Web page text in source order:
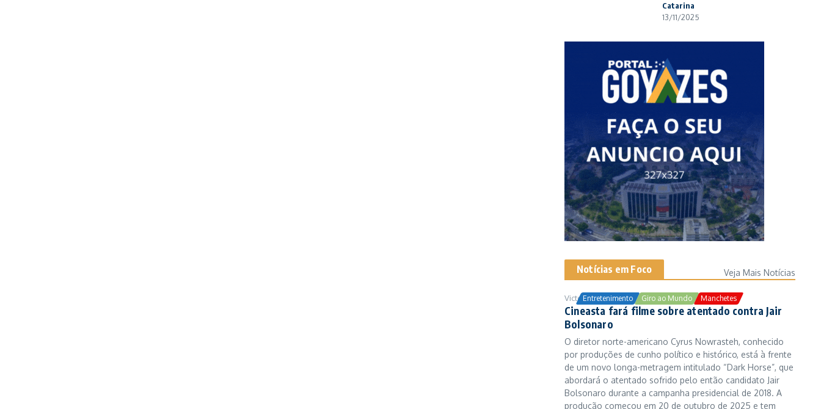
Catarina
13/11/2025
Notícias em Foco Veja Mais Notícias
Entretenimento Giro ao Mundo Manchetes
Victor Samuel 24/10/2025
Cineasta fará filme sobre atentado contra Jair
Bolsonaro
O diretor norte-americano Cyrus Nowrasteh, conhecido
por produções de cunho político e histórico, está à frente
de um novo longa-metragem intitulado “Dark Horse”, que
abordará o atentado sofrido pelo então candidato Jair
Bolsonaro durante a campanha presidencial de 2018. A
produção começou em 20 de outubro de 2025 e tem